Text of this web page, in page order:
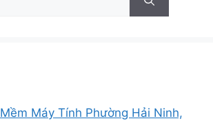
Máy Tính Phường Hải Ninh,